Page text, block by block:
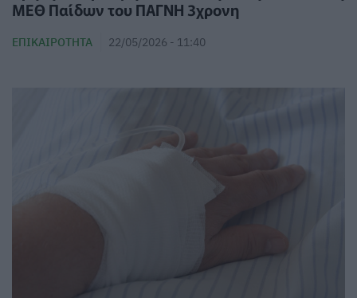
ΜΕΘ Παίδων του ΠΑΓΝΗ 3χρονη
ΕΠΙΚΑΙΡΌΤΗΤΑ 22/05/2026 - 11:40